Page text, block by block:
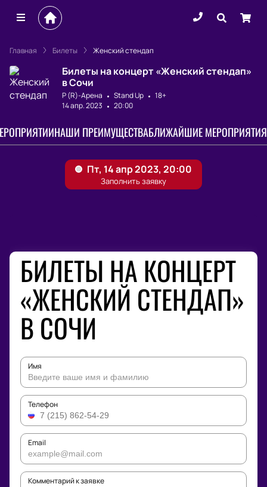
Главная Билеты Женский стендап
Билеты на концерт «Женский стендап»
в Сочи
Р (R)-Арена Stand Up
18+
14 апр. 2023
20:00
НАШИ ПРЕИМУЩЕСТВАБЛИЖАЙШИЕ МЕРОПРИЯТИЯ
БИЛЕТЫ НА КОНЦЕРТ
«ЖЕНСКИЙ СТЕНДАП»
В СОЧИ
Имя
Телефон
Email
Комментарий к заявке